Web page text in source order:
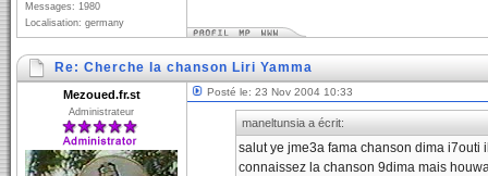
Messages: 1980
Localisation: germany
Re: Cherche la chanson Liri Yamma
Mezoued.fr.st
Administrateur
Posté le: 23 Nov 2004 10:33
maneltunsia a écrit:
salut ye jme3a fama chanson dima i7outi
connaissez la chanson 9dima mais